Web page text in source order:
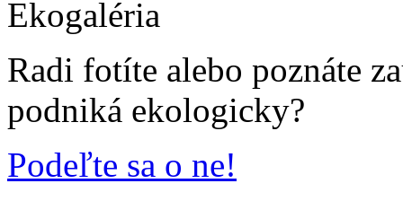
Radi fotíte alebo poznáte
podniká ekologicky?
Podeľte sa o ne!